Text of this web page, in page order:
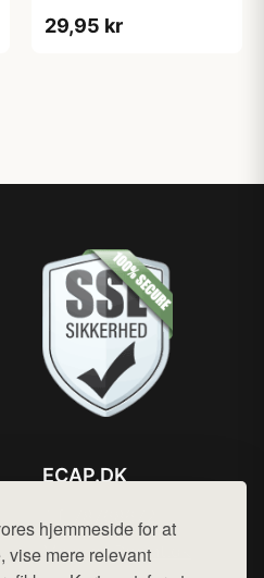
hjemmeside for at
vise mere relevant
29,95 kr
ECAP.DK
Mail: hej@want.dk